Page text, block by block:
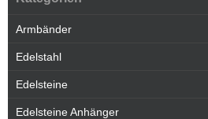
Armbänder
Edelstahl
Edelsteine
Edelsteine Anhänger